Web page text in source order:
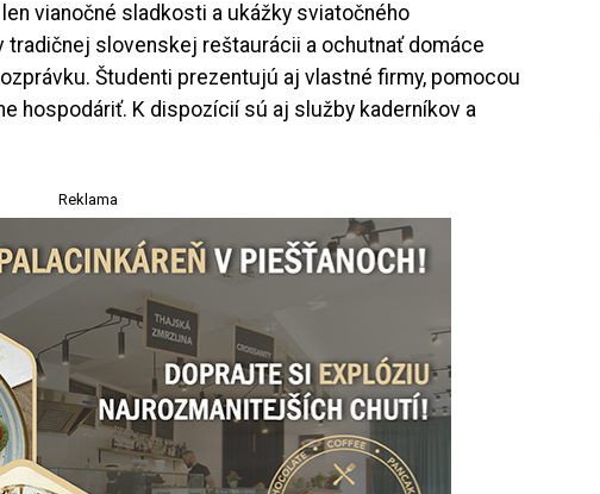
vianočné sladkosti a ukážky sviatočného
slovenskej reštaurácii a ochutnať domáce
Študenti prezentujú aj vlastné firmy, pomocou
hospodáriť. K dispozícií sú aj služby kaderníkov a
Reklama